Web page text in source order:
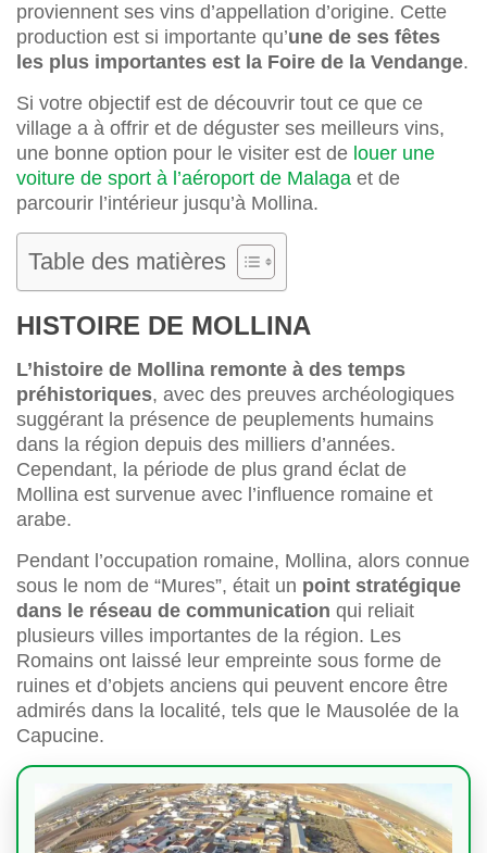
proviennent ses vins d’appellation d’origine. Cette
production est si importante qu’une de ses fêtes
les plus importantes est la Foire de la Vendange.
Si votre objectif est de découvrir tout ce que ce
village a à offrir et de déguster ses meilleurs vins,
une bonne option pour le visiter est de louer une
voiture de sport à l’aéroport de Malaga et de
parcourir l’intérieur jusqu’à Mollina.
Table des matières
HISTOIRE DE MOLLINA
L’histoire de Mollina remonte à des temps
préhistoriques, avec des preuves archéologiques
suggérant la présence de peuplements humains
dans la région depuis des milliers d’années.
Cependant, la période de plus grand éclat de
Mollina est survenue avec l’influence romaine et
arabe.
Pendant l’occupation romaine, Mollina, alors connue
sous le nom de “Mures”, était un point stratégique
dans le réseau de communication qui reliait
plusieurs villes importantes de la région. Les
Romains ont laissé leur empreinte sous forme de
ruines et d’objets anciens qui peuvent encore être
admirés dans la localité, tels que le Mausolée de la
Capucine.